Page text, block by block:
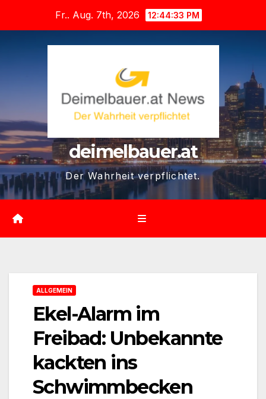
Fr.. Aug. 7th, 2026 12:44:34 PM
deimelbauer.at
Der Wahrheit verpflichtet.
ALLGEMEIN
Ekel-Alarm im
Freibad: Unbekannte
kackten ins
Schwimmbecken